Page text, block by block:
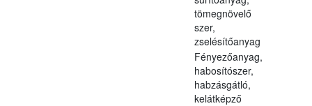
tömegnövelő
szer,
zselésítőanyag
Fényezőanyag,
habosítószer,
habzásgátló,
kelátképző